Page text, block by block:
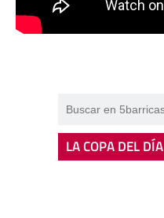
LA COPA DEL DÍA